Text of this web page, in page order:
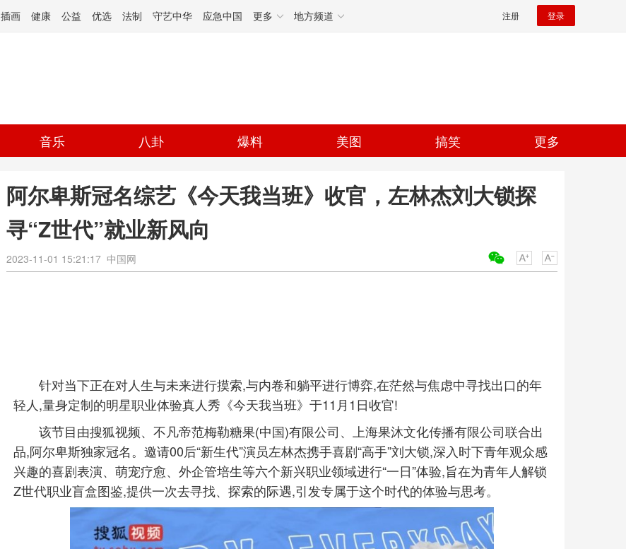
插画 健康 公益 优选 法制 守艺中华 应急中国 更多 地方频道 注册 登录
音乐 八卦 爆料 美图 搞笑 更多
阿尔卑斯冠名综艺《今天我当班》收官，左林杰刘大锁探
寻“Z世代”就业新风向
2023-11-01 15:21:17 中国网
针对当下正在对人生与未来进行摸索,与内卷和躺平进行博弈,在茫然与焦虑中寻找出口的年
轻人,量身定制的明星职业体验真人秀《今天我当班》于11月1日收官!
该节目由搜狐视频、不凡帝范梅勒糖果(中国)有限公司、上海果沐文化传播有限公司联合出
品,阿尔卑斯独家冠名。邀请00后“新生代”演员左林杰携手喜剧“高手”刘大锁,深入时下青年观众感
兴趣的喜剧表演、萌宠疗愈、外企管培生等六个新兴职业领域进行“一日”体验,旨在为青年人解锁
Z世代职业盲盒图鉴,提供一次去寻找、探索的际遇,引发专属于这个时代的体验与思考。